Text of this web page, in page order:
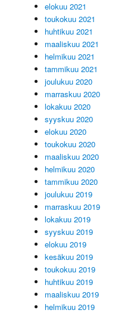
elokuu 2021
toukokuu 2021
huhtikuu 2021
maaliskuu 2021
helmikuu 2021
tammikuu 2021
joulukuu 2020
marraskuu 2020
lokakuu 2020
syyskuu 2020
elokuu 2020
toukokuu 2020
maaliskuu 2020
helmikuu 2020
tammikuu 2020
joulukuu 2019
marraskuu 2019
lokakuu 2019
syyskuu 2019
elokuu 2019
kesäkuu 2019
toukokuu 2019
huhtikuu 2019
maaliskuu 2019
helmikuu 2019